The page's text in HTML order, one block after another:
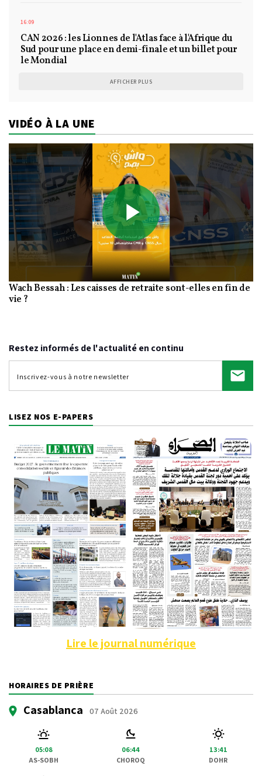
16:09
CAN 2026 : les Lionnes de l'Atlas face à l'Afrique du
Sud pour une place en demi-finale et un billet pour
le Mondial
AFFICHER PLUS
VIDÉO À LA UNE
Play
Video
Wach Bessah : Les caisses de retraite sont-elles en fin de
vie ?
Restez informés de l'actualité en continu
LISEZ NOS E-PAPERS
Lire le journal numérique
HORAIRES DE PRIÈRE
Casablanca 07 Août 2026
05:08
AS-SOBH
06:44
CHOROQ
13:41
DOHR